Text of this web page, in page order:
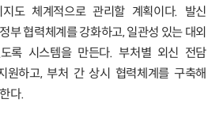
도 체계적으로 관리할 계획이다. 발신
부 협력체계를 강화하고, 일관성 있는 대외
록 시스템을 만든다. 부처별 외신 전담
원하고, 부처 간 상시 협력체계를 구축해
다.